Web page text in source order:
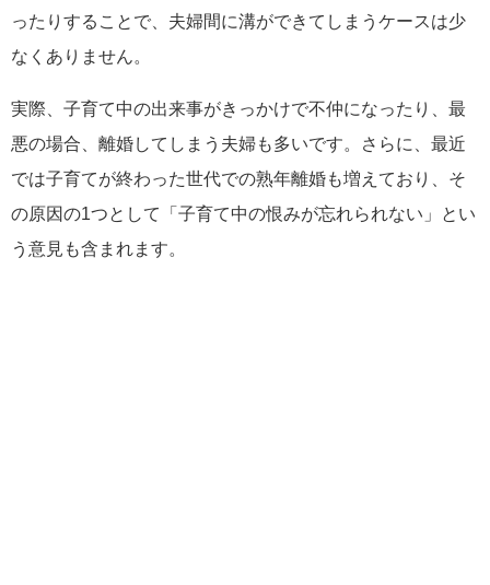
ったりすることで、夫婦間に溝ができてしまうケースは少
なくありません。
実際、子育て中の出来事がきっかけで不仲になったり、最
悪の場合、離婚してしまう夫婦も多いです。さらに、最近
では子育てが終わった世代での熟年離婚も増えており、そ
の原因の1つとして「子育て中の恨みが忘れられない」とい
う意見も含まれます。